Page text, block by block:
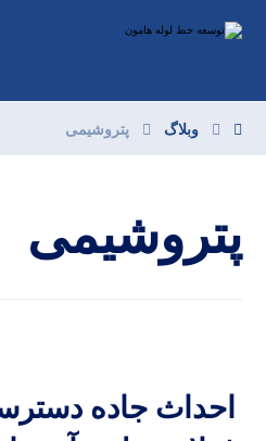
وبلاگ پتروشیمی
پتروشیمی
احداث جاده